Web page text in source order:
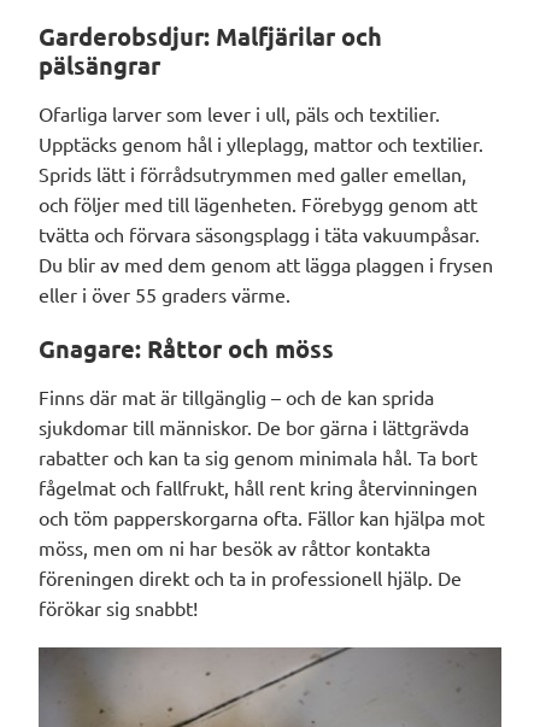
Garderobsdjur: Malfjärilar och
pälsängrar
Ofarliga larver som lever i ull, päls och textilier.
Upptäcks genom hål i ylleplagg, mattor och textilier.
Sprids lätt i förrådsutrymmen med galler emellan,
och följer med till lägenheten. Förebygg genom att
tvätta och förvara säsongsplagg i täta vakuumpåsar.
Du blir av med dem genom att lägga plaggen i frysen
eller i över 55 graders värme.
Gnagare: Råttor och möss
Finns där mat är tillgänglig – och de kan sprida
sjukdomar till människor. De bor gärna i lättgrävda
rabatter och kan ta sig genom minimala hål. Ta bort
fågelmat och fallfrukt, håll rent kring återvinningen
och töm papperskorgarna ofta. Fällor kan hjälpa mot
möss, men om ni har besök av råttor kontakta
föreningen direkt och ta in professionell hjälp. De
förökar sig snabbt!